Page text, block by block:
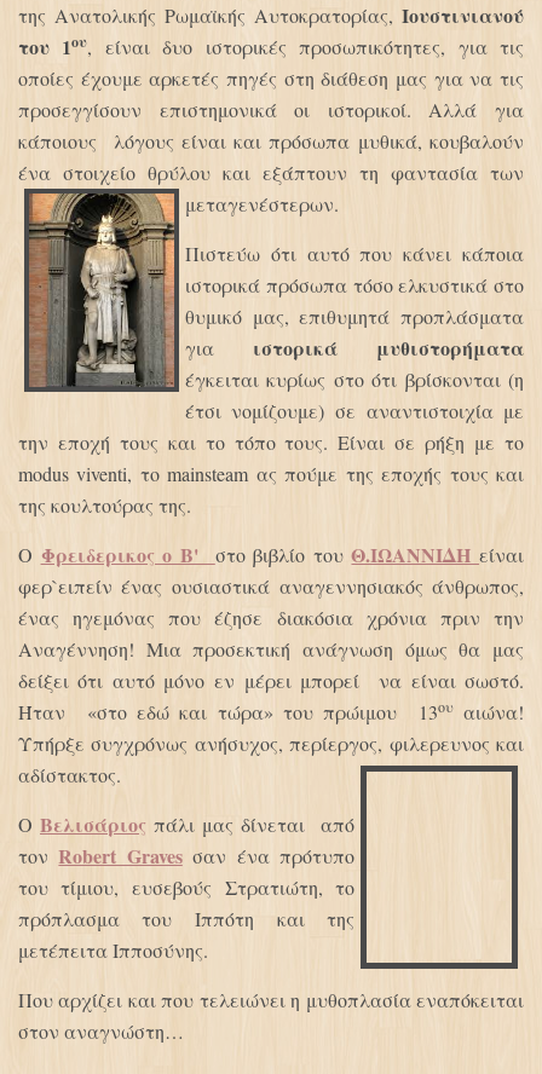
της Ανατολικής Ρωμαϊκής Αυτοκρατορίας,Ιουστινιανού
του 1ου, είναι δυο ιστορικές προσωπικότητες, για τις
οποίες έχουμε αρκετές πηγές στη διάθεση μας για να τις
προσεγγίσουν επιστημονικά οι ιστορικοί. Αλλά για
κάποιους λόγους είναι και πρόσωπα μυθικά, κουβαλούν
ένα στοιχείο θρύλου και εξάπτουν τη φαντασία των
μεταγενέστερων.
Πιστεύω ότι αυτό που κάνει κάποια
ιστορικά πρόσωπα τόσο ελκυστικά στο
θυμικό μας, επιθυμητά προπλάσματα
για ιστορικά μυθιστορήματα
έγκειται κυρίως στο ότι βρίσκονται (η
έτσι νομίζουμε) σε αναντιστοιχία με
την εποχή τους και το τόπο τους. Είναι σε ρήξη με το
modus viventi, το mainsteam ας πούμε της εποχής τους και
της κουλτούρας της.
Ο Φρειδερικος ο Β' στο βιβλίο τουΘ.ΙΩΑΝΝΙΔΗείναι
φερ`ειπείν ένας ουσιαστικά αναγεννησιακός άνθρωπος,
ένας ηγεμόνας που έζησε διακόσια χρόνια πριν την
Αναγέννηση! Μια προσεκτική ανάγνωση όμως θα μας
δείξει ότι αυτό μόνο εν μέρει μπορεί να είναι σωστό.
Ήταν «στο εδώ και τώρα» του πρώιμου 13ουαιώνα!
Υπήρξε συγχρόνως ανήσυχος, περίεργος, φιλερευνος και
αδίστακτος.
Ο Βελισάριος πάλι μας δίνεται από
τονRobert Gravesσαν ένα πρότυπο
του τίμιου, ευσεβούς Στρατιώτη, το
πρόπλασμα του Ιππότη και της
μετέπειτα Ιπποσύνης.
Που αρχίζει και που τελειώνει η μυθοπλασία εναπόκειται
στον αναγνώστη…